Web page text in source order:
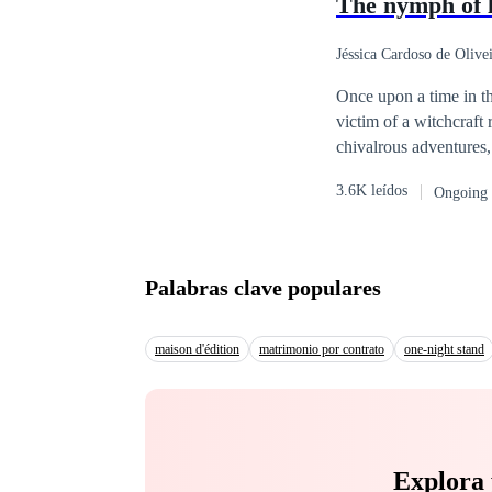
desejavam destruí-la
intriga?A menina não
passado poderia ser
precisava descobrir o
Jéssica Cardoso de
Once upon a time in
victim of a witchcraft
chivalrous
paintings like The
3.6K leídos Ongoing
Palabras clave populares
maison d'édition matrimonio por contrato one-night stand
Explora